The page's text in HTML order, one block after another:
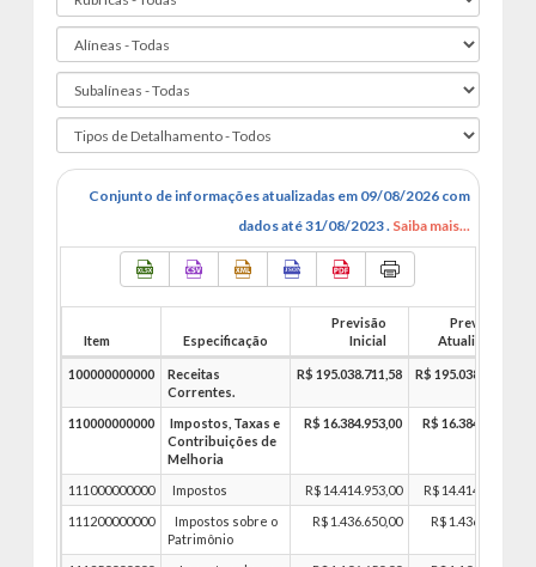
Conjunto de informações atualizadas em 09/08/2026 com
dados até 31/08/2023 . Saiba mais...
Item Especificação
Previsão
Inicial
Previsão
Atualizada
100000000000
Receitas
Correntes.
R$ 195.038.711,58 R$ 195.038.711,58
110000000000
Impostos, Taxas e
Contribuições de
Melhoria
R$ 16.384.953,00 R$ 16.384.953,00
111000000000 Impostos R$ 14.414.953,00
R$ 14.414.953,00
111200000000
Impostos sobre o
Patrimônio
R$ 1.436.650,00 R$ 1.436.650,00